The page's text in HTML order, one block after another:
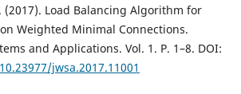
(2017). Load Balancing Algorithm for
Weighted Minimal Connections.
and Applications. Vol. 1. P. 1–8. DOI:
jwsa.2017.11001